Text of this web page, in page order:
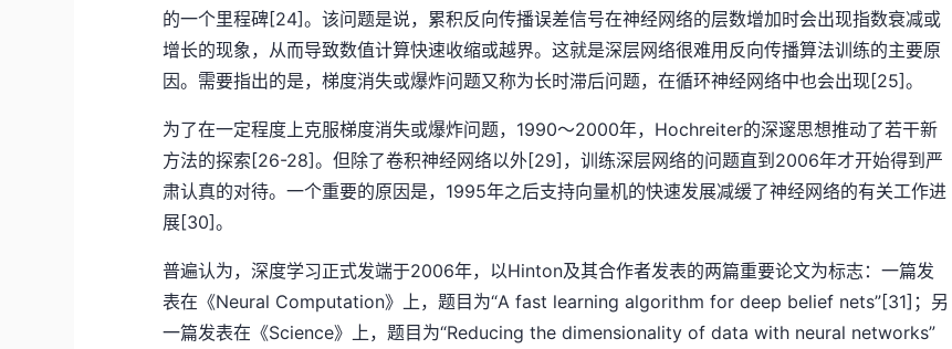
的一个里程碑[24]。该问题是说，累积反向传播误差信号在神经网络的层数增加时会出现指数衰减或
增长的现象，从而导致数值计算快速收缩或越界。这就是深层网络很难用反向传播算法训练的主要原
因。需要指出的是，梯度消失或爆炸问题又称为长时滞后问题，在循环神经网络中也会出现[25]。
为了在一定程度上克服梯度消失或爆炸问题，1990～2000年，Hochreiter的深邃思想推动了若干新
方法的探索[26-28]。但除了卷积神经网络以外[29]，训练深层网络的问题直到2006年才开始得到严
肃认真的对待。一个重要的原因是，1995年之后支持向量机的快速发展减缓了神经网络的有关工作进
展[30]。
普遍认为，深度学习正式发端于2006年，以Hinton及其合作者发表的两篇重要论文为标志：一篇发
表在《Neural Computation》上，题目为“A fast learning algorithm for deep belief nets”[31]；另
一篇发表在《Science》上，题目为“Reducing the dimensionality of data with neural networks”